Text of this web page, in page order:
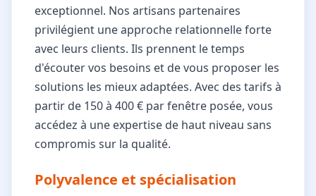
exceptionnel. Nos artisans partenaires
privilégient une approche relationnelle forte
avec leurs clients. Ils prennent le temps
d'écouter vos besoins et de vous proposer les
solutions les mieux adaptées. Avec des tarifs à
partir de 150 à 400 € par fenêtre posée, vous
accédez à une expertise de haut niveau sans
compromis sur la qualité.
Polyvalence et spécialisation